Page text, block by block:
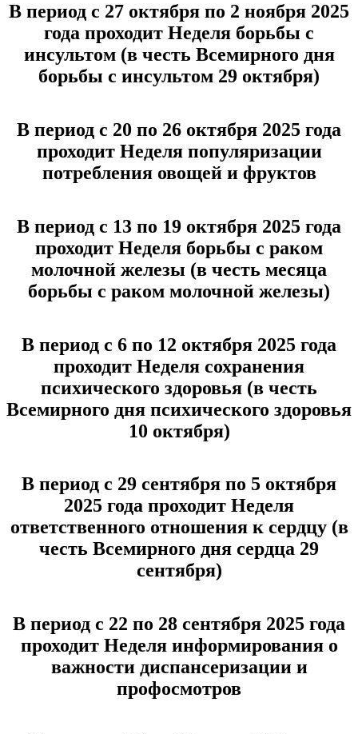
В период с 27 октября по 2 ноября 2025
года проходит Неделя борьбы с
инсультом (в честь Всемирного дня
борьбы с инсультом 29 октября)
В период с 20 по 26 октября 2025 года
проходит Неделя популяризации
потребления овощей и фруктов
В период с 13 по 19 октября 2025 года
проходит Неделя борьбы с раком
молочной железы (в честь месяца
борьбы с раком молочной железы)
В период с 6 по 12 октября 2025 года
проходит Неделя сохранения
психического здоровья (в честь
Всемирного дня психического здоровья
10 октября)
В период с 29 сентября по 5 октября
2025 года проходит Неделя
ответственного отношения к сердцу (в
честь Всемирного дня сердца 29
сентября)
В период с 22 по 28 сентября 2025 года
проходит Неделя информирования о
важности диспансеризации и
профосмотров